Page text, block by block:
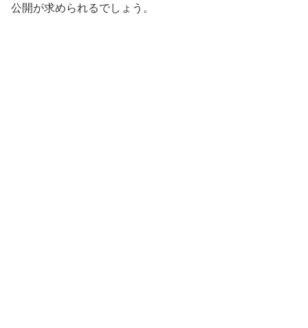
公開が求められるでしょう。